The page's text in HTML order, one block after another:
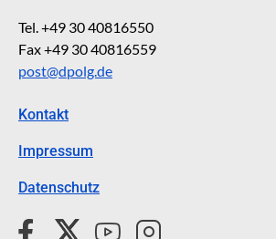
Tel. +49 30 40816550
Fax +49 30 40816559
post@dpolg.de
Kontakt
Impressum
Datenschutz